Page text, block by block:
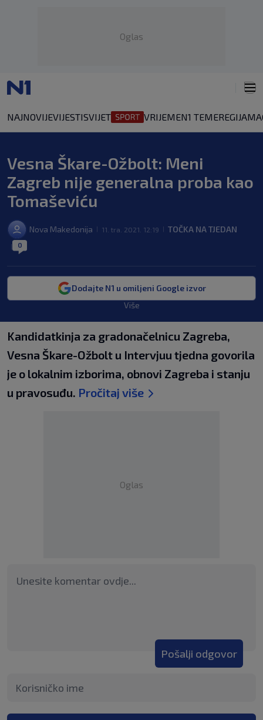
Oglas
NAJNOVIJEVIJESTISVIJET VRIJEMEN1 TEMEREGIJA
Vesna Škare-Ožbolt: Meni
Zagreb nije generalna proba kao
Tomaševiću
Nova Makedonija 11. tra. 2021. 12:19 TOČKA NA TJEDAN
0
Dodajte N1 u omiljeni Google izvor
Više
Kandidatkinja za gradonačelnicu Zagreba,
Vesna Škare-Ožbolt u Intervjuu tjedna govorila
je o lokalnim izborima, obnovi Zagreba i stanju
u pravosuđu. Pročitaj više
Oglas
Pošalji odgovor